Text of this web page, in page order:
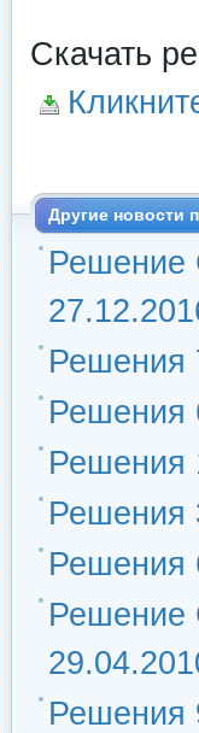
Скачать
Другие новости
Решение
Решения
Решения
Решения
Решения
Решения
Решение
Решения